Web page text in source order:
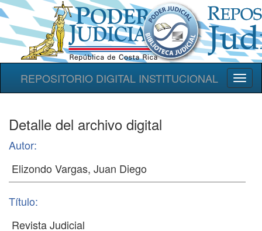
REPOSITORIO DIGITAL INSTITUCIONAL
Detalle del archivo digital
Autor:
Título: